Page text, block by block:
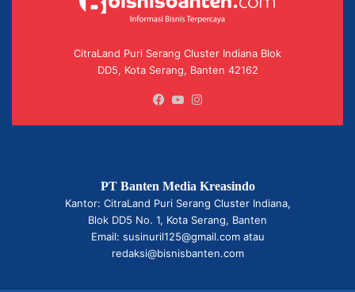
CitraLand Puri Serang Cluster Indiana Blok
DD5, Kota Serang, Banten 42162
Facebook
YouTube
PT Banten Media Kreasindo
Kantor: CitraLand Puri Serang Cluster Indiana,
Blok DD5 No. 1, Kota Serang, Banten
Email: susinuril125@gmail.com atau
redaksi@bisnisbanten.com